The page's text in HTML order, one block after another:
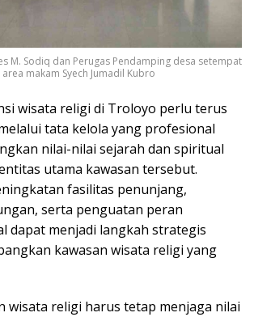
M. Sodiq dan Perugas Pendamping desa setempat
makam Syech Jumadil Kubro
wisata religi di Troloyo perlu terus
tata kelola yang profesional
nilai-nilai sejarah dan spiritual
utama kawasan tersebut.
fasilitas penunjang,
serta penguatan peran
dapat menjadi langkah strategis
kawasan wisata religi yang
wisata religi harus tetap menjaga nilai